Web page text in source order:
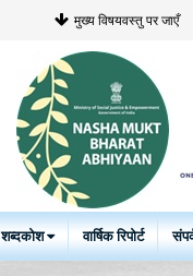
मुख्य विषयवस्तु पर जाएँ
शब्दकोश वार्षिक रिपोर्ट